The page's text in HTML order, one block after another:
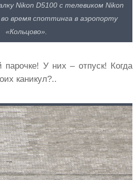
Nikon D5100 с телевиком Nikon
время споттинга в аэропорту
«Кольцово».
парочке! У них – отпуск! Когда
каникул?..